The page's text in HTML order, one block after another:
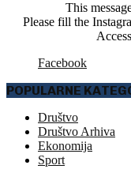
This
Please fill the
Facebook
POPULARNE
Društvo
Društvo Arhiva
Ekonomija
Sport